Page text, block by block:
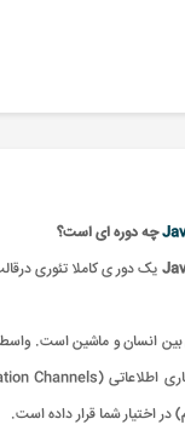
چه دوره ای است؟
یک دور ی کاملا تئوری
انسان و ماشین است. واسط
در اختیار شما قرار داده است.